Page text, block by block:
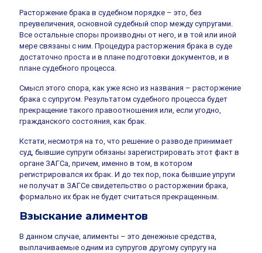
Расторжение брака в судебном порядке – это, без
преувеличения, основной судебный спор между супругами.
Все остальные споры производны от него, и в той или иной
мере связаны с ним. Процедура расторжения брака в суде
достаточно проста и в плане подготовки документов, и в
плане судебного процесса.
Смысл этого спора, как уже ясно из названия – расторжение
брака с супругом. Результатом судебного процесса будет
прекращение такого правоотношения или, если угодно,
гражданского состояния, как брак.
Кстати, несмотря на то, что решение о разводе принимает
суд, бывшие супруги обязаны зарегистрировать этот факт в
органе ЗАГСа, причем, именно в том, в котором
регистрировался их брак. И до тех пор, пока бывшие упруги
не получат в ЗАГСе свидетельство о расторжении брака,
формально их брак не будет считаться прекращенным.
Взыскание алиментов
В данном случае, алименты – это денежные средства,
выплачиваемые одним из супругов другому супругу на